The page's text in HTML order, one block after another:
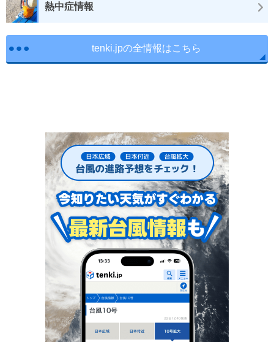
熱中症情報
tenki.jpの全情報はこちら